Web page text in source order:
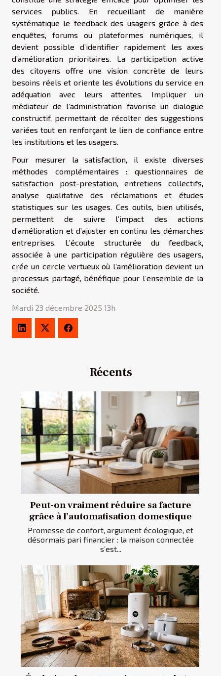
services publics. En recueillant de manière
systématique le feedback des usagers grâce à des
enquêtes, forums ou plateformes numériques, il
devient possible d’identifier rapidement les axes
d’amélioration prioritaires. La participation active
des citoyens offre une vision concrète de leurs
besoins réels et oriente les évolutions du service en
adéquation avec leurs attentes. Impliquer un
médiateur de l’administration favorise un dialogue
constructif, permettant de récolter des suggestions
variées tout en renforçant le lien de confiance entre
les institutions et les usagers.
Pour mesurer la satisfaction, il existe diverses
méthodes complémentaires : questionnaires de
satisfaction post-prestation, entretiens collectifs,
analyse qualitative des réclamations et études
statistiques sur les usages. Ces outils, bien utilisés,
permettent de suivre l’impact des actions
d’amélioration et d’ajuster en continu les démarches
entreprises. L’écoute structurée du feedback,
associée à une participation régulière des usagers,
crée un cercle vertueux où l’amélioration devient un
processus partagé, bénéfique pour l’ensemble de la
société.
Mardi 23 décembre 2025 13h
Récents
Peut-on vraiment réduire sa facture
grâce à l’automatisation domestique
Promesse de confort, argument écologique, et
désormais pari financier : la maison connectée
s’est...